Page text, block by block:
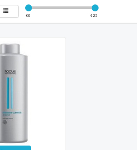
€0 € 25